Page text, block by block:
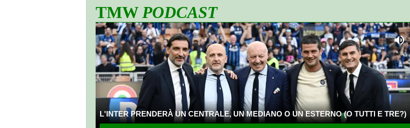
TMWPODCAST
L'INTER PRENDERÀ UN CENTRALE, UN MEDIANO O UN ESTERNO (O TUTTI E TRE?)